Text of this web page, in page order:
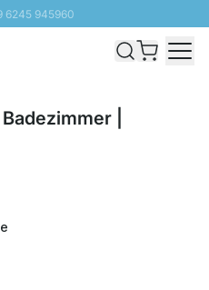
6245 945960
Versand ab 100€
|